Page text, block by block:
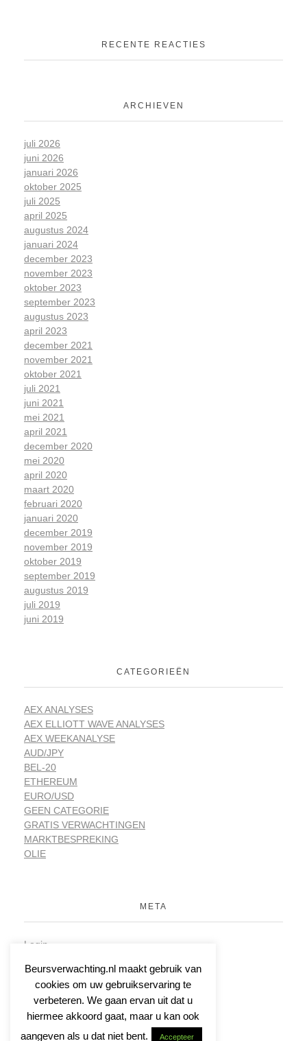
RECENTE REACTIES
ARCHIEVEN
juli 2026
juni 2026
januari 2026
oktober 2025
juli 2025
april 2025
augustus 2024
januari 2024
december 2023
november 2023
oktober 2023
september 2023
augustus 2023
april 2023
december 2021
november 2021
oktober 2021
juli 2021
juni 2021
mei 2021
april 2021
december 2020
mei 2020
april 2020
maart 2020
februari 2020
januari 2020
december 2019
november 2019
oktober 2019
september 2019
augustus 2019
juli 2019
juni 2019
CATEGORIEËN
AEX ANALYSES
AEX ELLIOTT WAVE ANALYSES
AEX WEEKANALYSE
AUD/JPY
BEL-20
ETHEREUM
EURO/USD
GEEN CATEGORIE
GRATIS VERWACHTINGEN
MARKTBESPREKING
OLIE
META
Login
Reacties feed
WordPress.org
Beursverwachting.nl maakt gebruik van
cookies om uw gebruikservaring te
verbeteren. We gaan ervan uit dat u
hiermee akkoord gaat, maar u kan ook
aangeven als u dat niet bent.
Accepteer